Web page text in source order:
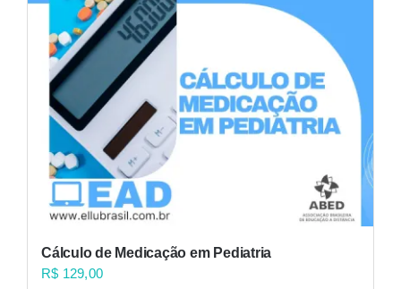
Cálculo de Medicação em Pediatria
R$ 129,00